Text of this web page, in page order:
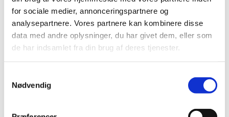
for sociale medier, annonceringspartnere og
analysepartnere. Vores partnere kan kombinere disse
data med andre oplysninger, du har givet dem, eller som
de har indsamlet fra din brug af deres tjenester.
Nødvendig
Patienter, der får diabetesmedicinen Rybelsus,
skal være opmærksomme på risiko for
medicineringsfejl
Det europæiske lægemiddelagentur har godkendt en ny
formulering af diabetes-tabletterne Rybelsus, som…
Mysimba (naltrexon/bupropion): langsigtet